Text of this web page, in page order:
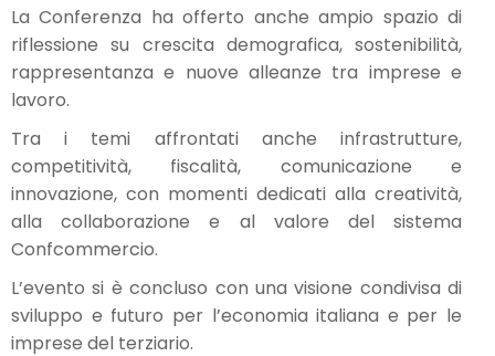
La Conferenza ha offerto anche ampio spazio di
riflessione su crescita demografica, sostenibilità,
rappresentanza e nuove alleanze tra imprese e
lavoro.
Tra i temi affrontati anche infrastrutture,
competitività, fiscalità, comunicazione e
innovazione, con momenti dedicati alla creatività,
alla collaborazione e al valore del sistema
Confcommercio.
L’evento si è concluso con una visione condivisa di
sviluppo e futuro per l’economia italiana e per le
imprese del terziario.